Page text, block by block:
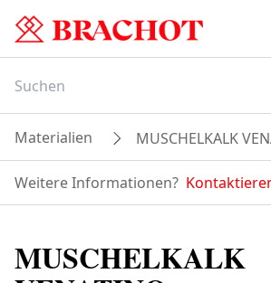
Materialien MUSCHELKALK
Weitere Informationen?
MUSCHELKALK